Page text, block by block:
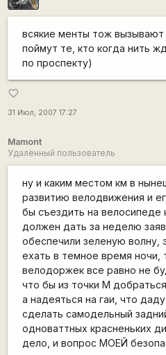
всякие менты тож
поймут те, кто когда нить
по проспекту)
favorite_border
31 Июл, 2007 17:27
Mamont
Удалённый пользователь
ну и каким местом км в
развитию велодвижения и
бы съездить на велосипеде
должен дать за неделю
обеспечили зеленую волну,
ехать в темное время ночи,
велодоржек все равно не
что бы из точки М
а надеяться на гаи, что
сделать самодельный
одноваттных красненьких
дело, и вопрос МОЕЙ